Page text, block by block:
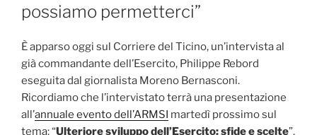
possiamo permetterci”
È apparso oggi sul Corriere del Ticino, un’intervista al
già commandante dell’Esercito, Philippe Rebord
eseguita dal giornalista Moreno Bernasconi.
Ricordiamo che l’intervistato terrà una presentazione
all’annuale evento dell’ARMSI martedì prossimo sul
tema: “Ulteriore sviluppo dell’Esercito: sfide e scelte”.